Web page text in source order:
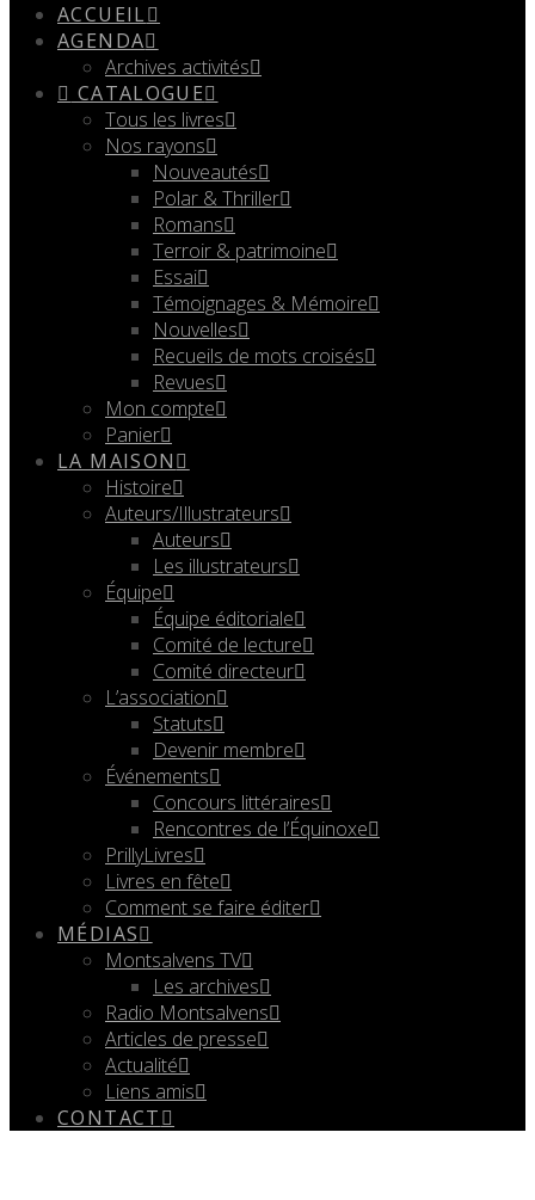
ACCUEIL
AGENDA
Archives activités
CATALOGUE
Tous les livres
Nos rayons
Nouveautés
Polar & Thriller
Romans
Terroir & patrimoine
Essai
Témoignages & Mémoire
Nouvelles
Recueils de mots croisés
Revues
Mon compte
Panier
LA MAISON
Histoire
Auteurs/Illustrateurs
Auteurs
Les illustrateurs
Équipe
Équipe éditoriale
Comité de lecture
Comité directeur
L’association
Statuts
Devenir membre
Événements
Concours littéraires
Rencontres de l’Équinoxe
PrillyLivres
Livres en fête
Comment se faire éditer
MÉDIAS
Montsalvens TV
Les archives
Radio Montsalvens
Articles de presse
Actualité
Liens amis
CONTACT